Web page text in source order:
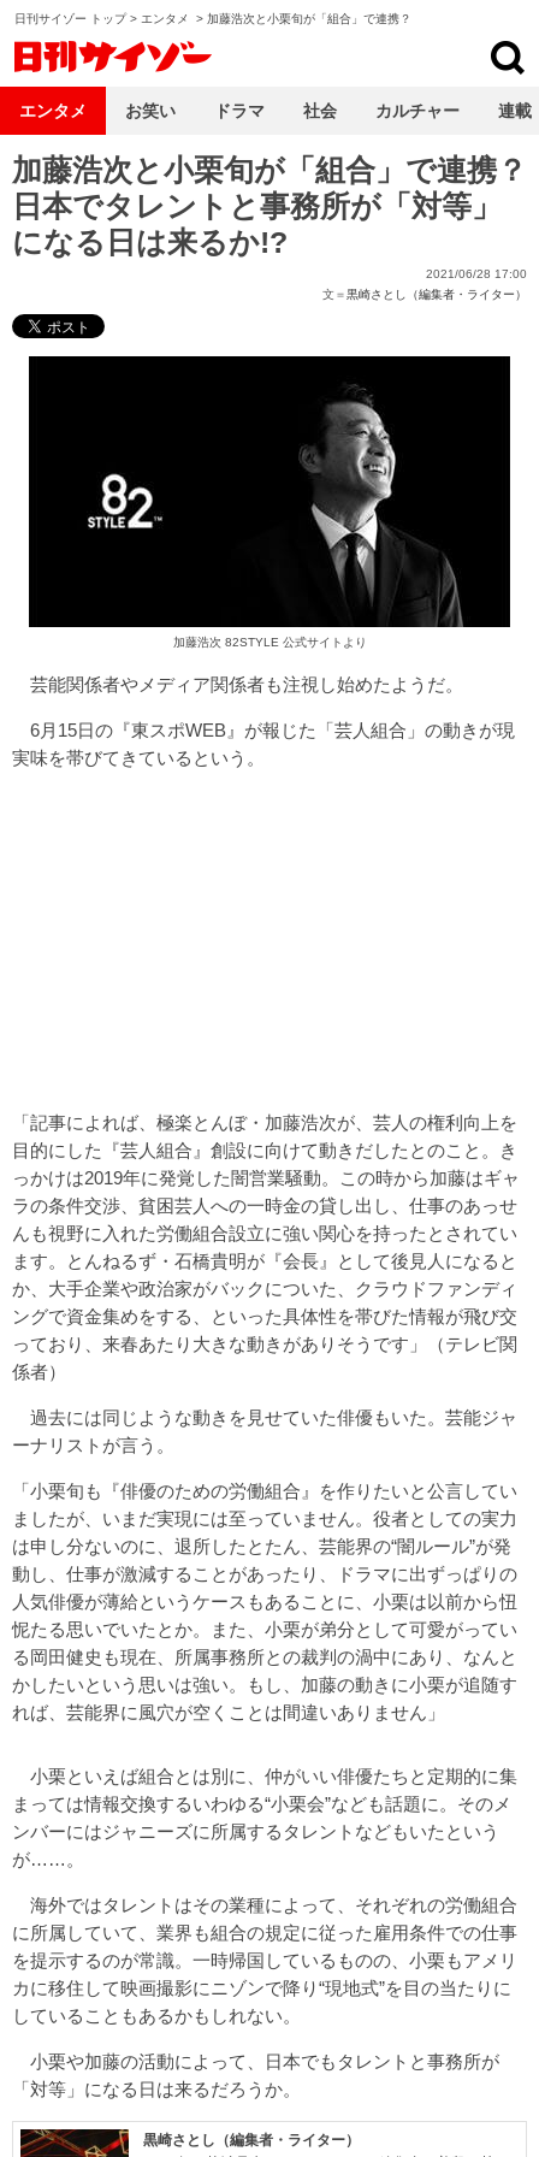
日刊サイゾー トップ> エンタメ > 加藤浩次と小栗旬が「組合」で連携？
加藤浩次と小栗旬が「組合」で連携？
日本でタレントと事務所が「対等」
になる日は来るか!?
2021/06/28 17:00
文＝黒崎さとし（編集者・ライター）
加藤浩次 82STYLE 公式サイトより
芸能関係者やメディア関係者も注視し始めたようだ。
6月15日の『東スポWEB』が報じた「芸人組合」の動きが現
実味を帯びてきているという。
「記事によれば、極楽とんぼ・加藤浩次が、芸人の権利向上を
目的にした『芸人組合』創設に向けて動きだしたとのこと。き
っかけは2019年に発覚した闇営業騒動。この時から加藤はギャ
ラの条件交渉、貧困芸人への一時金の貸し出し、仕事のあっせ
んも視野に入れた労働組合設立に強い関心を持ったとされてい
ます。とんねるず・石橋貴明が『会長』として後見人になると
か、大手企業や政治家がバックについた、クラウドファンディ
ングで資金集めをする、といった具体性を帯びた情報が飛び交
っており、来春あたり大きな動きがありそうです」（テレビ関
係者）
過去には同じような動きを見せていた俳優もいた。芸能ジャ
ーナリストが言う。
「小栗旬も『俳優のための労働組合』を作りたいと公言してい
ましたが、いまだ実現には至っていません。役者としての実力
は申し分ないのに、退所したとたん、芸能界の“闇ルール”が発
動し、仕事が激減することがあったり、ドラマに出ずっぱりの
人気俳優が薄給というケースもあることに、小栗は以前から忸
怩たる思いでいたとか。また、小栗が弟分として可愛がってい
る岡田健史も現在、所属事務所との裁判の渦中にあり、なんと
かしたいという思いは強い。もし、加藤の動きに小栗が追随す
れば、芸能界に風穴が空くことは間違いありません」
小栗といえば組合とは別に、仲がいい俳優たちと定期的に集
まっては情報交換するいわゆる“小栗会”なども話題に。そのメ
ンバーにはジャニーズに所属するタレントなどもいたという
が……。
海外ではタレントはその業種によって、それぞれの労働組合
に所属していて、業界も組合の規定に従った雇用条件での仕事
を提示するのが常識。一時帰国しているものの、小栗もアメリ
カに移住して映画撮影にニゾンで降り“現地式”を目の当たりに
していることもあるかもしれない。
小栗や加藤の活動によって、日本でもタレントと事務所が
「対等」になる日は来るだろうか。
黒崎さとし（編集者・ライター）
エンタメ お笑い ドラマ 社会 カルチャー 連載